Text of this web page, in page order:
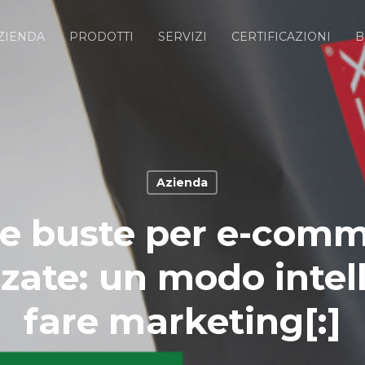
PRODOTTI SERVIZI CERTIFICAZIONI
Azienda
buste per e-
un modo
fare marketing[:]